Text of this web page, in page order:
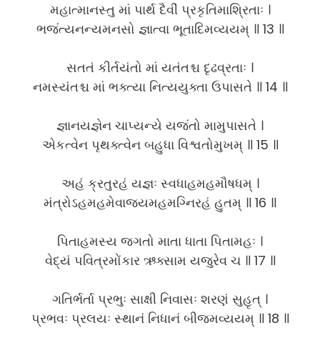
મહાત્માનસ્તુ માં પાર્થ દૈવીં પ્રકૃતિમાશ્રિતાઃ ।
ભજંત્યનન્યમનસો જ્ઞાત્વા ભૂતાદિમવ્યયમ્ ॥ 13 ॥
સતતં કીર્તયંતો માં યતંતશ્ચ દૃઢવ્રતાઃ ।
નમસ્યંતશ્ચ માં ભક્ત્યા નિત્યયુક્તા ઉપાસતે ॥ 14 ॥
જ્ઞાનયજ્ઞેન ચાપ્યન્યે યજંતો મામુપાસતે ।
એકત્વેન પૃથક્ત્વેન બહુધા વિશ્વતોમુખમ્ ॥ 15 ॥
અહં ક્રતુરહં યજ્ઞઃ સ્વધાહમહમૌષધમ્ ।
મંત્રોઽહમહમેવાજ્યમહમગ્નિરહં હુતમ્ ॥ 16 ॥
પિતાહમસ્ય જગતો માતા ધાતા પિતામહઃ ।
વેદ્યં પવિત્રમોંકાર ઋક્સામ યજુરેવ ચ ॥ 17 ॥
ગતિર્ભર્તા પ્રભુઃ સાક્ષી નિવાસઃ શરણં સુહૃત્ ।
પ્રભવઃ પ્રલયઃ સ્થાનં નિધાનં બીજમવ્યયમ્ ॥ 18 ॥